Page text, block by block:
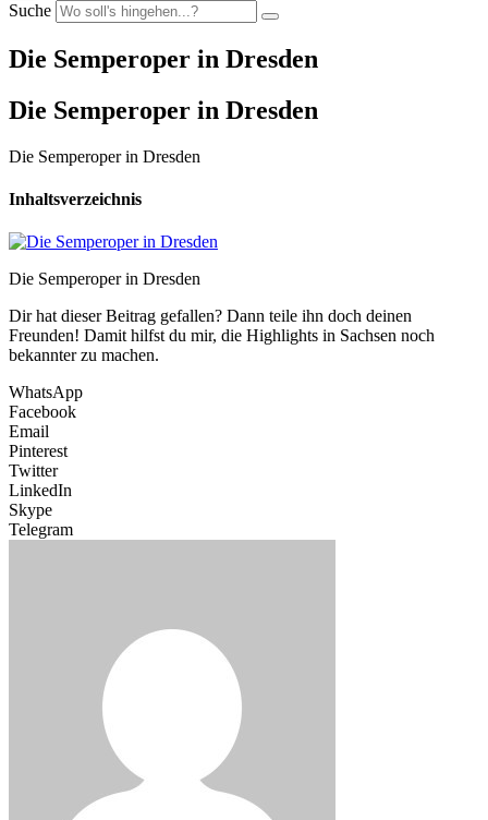
Suche
Die Semperoper in Dresden
Die Semperoper in Dresden
Die Semperoper in Dresden
Inhaltsverzeichnis
Die Semperoper in Dresden
Dir hat dieser Beitrag gefallen? Dann teile ihn doch deinen
Freunden! Damit hilfst du mir, die Highlights in Sachsen noch
bekannter zu machen.
WhatsApp
Facebook
Email
Pinterest
Twitter
LinkedIn
Skype
Telegram